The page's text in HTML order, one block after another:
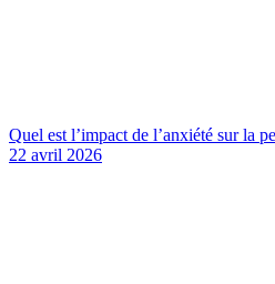
Quel est l’impact de l’anxiété sur la
22 avril 2026